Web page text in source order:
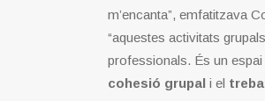
m’encanta”, emfatitzava
“aquestes activitats
professionals. És un espai
cohesió grupal i el